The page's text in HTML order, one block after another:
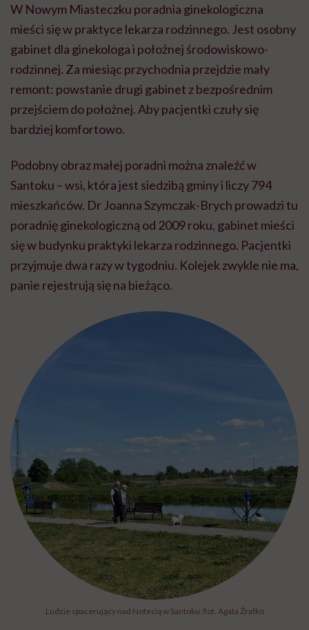
W Nowym Miasteczku poradnia ginekologiczna
mieści się w praktyce lekarza rodzinnego. Jest osobny
gabinet dla ginekologa i położnej środowiskowo-
rodzinnej. Za miesiąc przychodnia przejdzie mały
remont: powstanie drugi gabinet z bezpośrednim
przejściem do położnej. Aby pacjentki czuły się
bardziej komfortowo.
Podobny obraz małej poradni można znaleźć w
Santoku – wsi, która jest siedzibą gminy i liczy 794
mieszkańców. Dr Joanna Szymczak-Brych prowadzi tu
poradnię ginekologiczną od 2009 roku, gabinet mieści
się w budynku praktyki lekarza rodzinnego. Pacjentki
przyjmuje dwa razy w tygodniu. Kolejek zwykle nie ma,
panie rejestrują się na bieżąco.
Ludzie spacerujący nad Notecią w Santoku /fot. Agata Źrałko